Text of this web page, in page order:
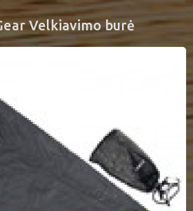
Velkiavimo burė